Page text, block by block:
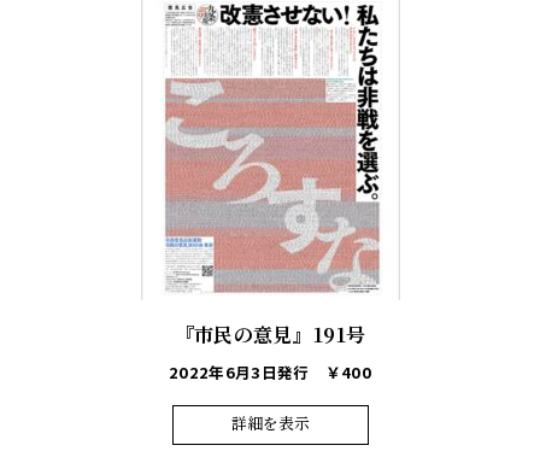
『市民の意見』191号
2022年6月3日発行 ￥400
詳細を表示